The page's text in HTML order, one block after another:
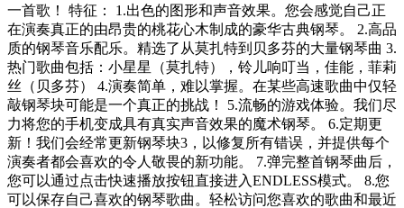
一首歌！ 特征： 1.出色的图形和声音效果。您会感觉自己正
在演奏真正的由昂贵的桃花心木制成的豪华古典钢琴。 2.高品
质的钢琴音乐配乐。精选了从莫扎特到贝多芬的大量钢琴曲 3.
热门歌曲包括：小星星（莫扎特），铃儿响叮当，佳能，菲莉
丝（贝多芬） 4.演奏简单，难以掌握。在某些高速歌曲中仅轻
敲钢琴块可能是一个真正的挑战！ 5.流畅的游戏体验。我们尽
力将您的手机变成具有真实声音效果的魔术钢琴。 6.定期更
新！我们会经常更新钢琴块3，以修复所有错误，并提供每个
演奏者都会喜欢的令人敬畏的新功能。 7.弹完整首钢琴曲后，
您可以通过点击快速播放按钮直接进入ENDLESS模式。 8.您
可以保存自己喜欢的钢琴歌曲。轻松访问您喜欢的歌曲和最近